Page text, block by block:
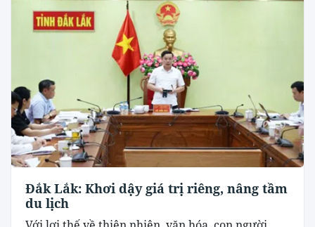
Đắk Lắk: Khơi dậy giá trị riêng, nâng tầm
du lịch